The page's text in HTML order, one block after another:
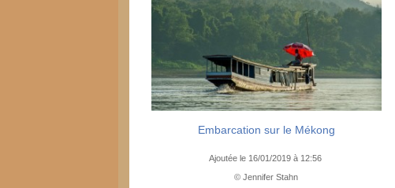
Embarcation sur le Mékong
Ajoutée le 16/01/2019 à 12:56
© Jennifer Stahn